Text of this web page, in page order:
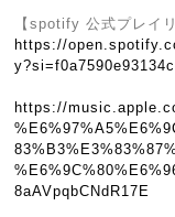
【spotify 公式プレイ
https://
https://
8aAVpqbCNdR17E